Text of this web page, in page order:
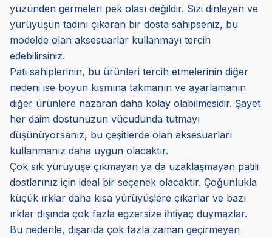
yüzünden germeleri pek olası değildir. Sizi dinleyen ve
yürüyüşün tadını çıkaran bir dosta sahipseniz, bu
modelde olan aksesuarlar kullanmayı tercih
edebilirsiniz.
Pati sahiplerinin, bu ürünleri tercih etmelerinin diğer
nedeni ise boyun kısmına takmanın ve ayarlamanın
diğer ürünlere nazaran daha kolay olabilmesidir. Şayet
her daim dostunuzun vücudunda tutmayı
düşünüyorsanız, bu çeşitlerde olan aksesuarları
kullanmanız daha uygun olacaktır.
Çok sık yürüyüşe çıkmayan ya da uzaklaşmayan patili
dostlarınız için ideal bir seçenek olacaktır. Çoğunlukla
küçük ırklar daha kısa yürüyüşlere çıkarlar ve bazı
ırklar dışında çok fazla egzersize ihtiyaç duymazlar.
Bu nedenle, dışarıda çok fazla zaman geçirmeyen